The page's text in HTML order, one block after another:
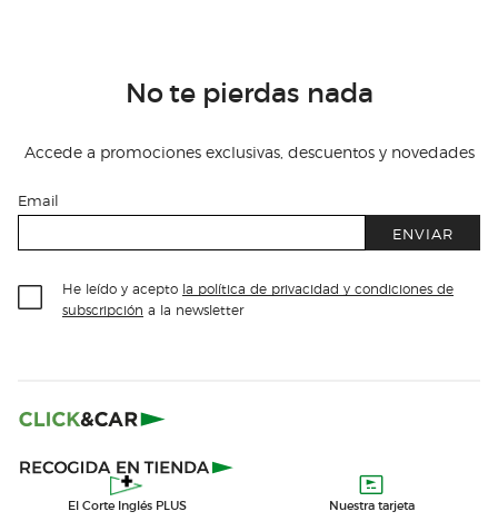
No te pierdas nada
Accede a promociones exclusivas, descuentos y novedades
Email
ENVIAR
He leído y acepto la política de privacidad y condiciones de
subscripción a la newsletter
El Corte Inglés PLUS Nuestra tarjeta